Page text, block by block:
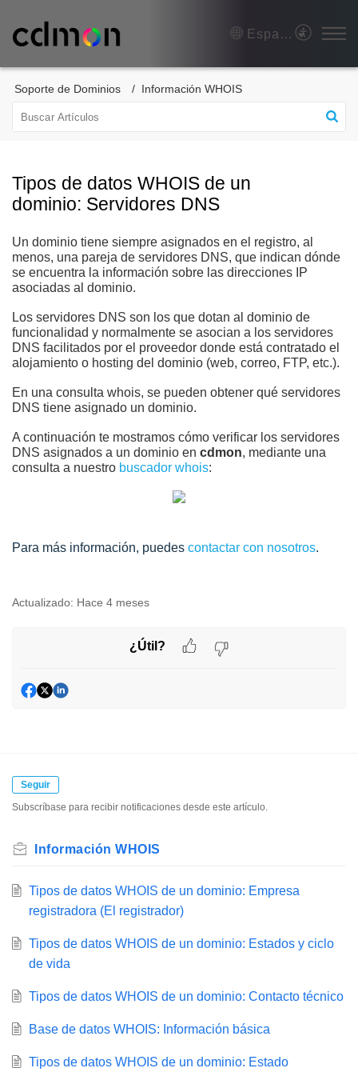
Español (España)
Soporte de Dominios Información WHOIS
Tipos de datos WHOIS de un
dominio: Servidores DNS
Un dominio tiene siempre asignados en el registro, al
menos, una pareja de servidores DNS, que indican dónde
se encuentra la información sobre las direcciones IP
asociadas al dominio.
Los servidores DNS son los que dotan al dominio de
funcionalidad y normalmente se asocian a los servidores
DNS facilitados por el proveedor donde está contratado el
alojamiento o hosting del dominio (web, correo, FTP, etc.).
En una consulta whois, se pueden obtener qué servidores
DNS tiene asignado un dominio.
A continuación te mostramos cómo verificar los servidores
DNS asignados a un dominio en cdmon, mediante una
consulta a nuestro buscador whois:
Para más información, puedes contactar con nosotros.
Actualizado: Hace 4 meses
¿Útil?
Seguir
Subscríbase para recibir notificaciones desde este artículo.
Información WHOIS
Tipos de datos WHOIS de un dominio: Empresa
registradora (El registrador)
Tipos de datos WHOIS de un dominio: Estados y ciclo
de vida
Tipos de datos WHOIS de un dominio: Contacto técnico
Base de datos WHOIS: Información básica
Tipos de datos WHOIS de un dominio: Estado